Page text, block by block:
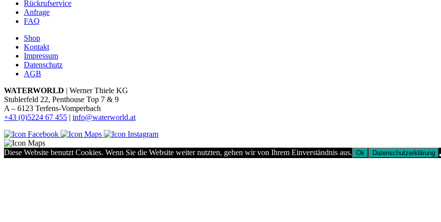
Rückrufservice
Anfrage
FAQ
Shop
Kontakt
Impressum
Datenschutz
AGB
WATERWORLD | Werner Thiele KG
Stublerfeld 22, Penthouse Top 7 & 9
A – 6123 Terfens-Vomperbach
+43 (0)5224 67 455 | info@waterworld.at
Diese Website benutzt Cookies. Wenn Sie die Website weiter nutzten, gehen wir von Ihrem Einverständnis aus. Ok Datenschutzerklärung